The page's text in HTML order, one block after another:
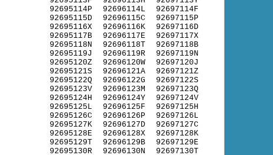
92695114P
92695115D
92695116X
92695117B
92695118N
92695119J
92695120Z
92695121S
92695122Q
92695123V
92695124H
92695125L
92695126C
92695127K
92695128E
92695129T
92695130R
92696114L
92696115C
92696116K
92696117E
92696118T
92696119R
92696120W
92696121A
92696122G
92696123M
92696124Y
92696125F
92696126P
92696127D
92696128X
92696129B
92696130N
92697114F
92697115P
92697116D
92697117X
92697118B
92697119N
92697120J
92697121Z
92697122S
92697123Q
92697124V
92697125H
92697126L
92697127C
92697128K
92697129E
92697130T